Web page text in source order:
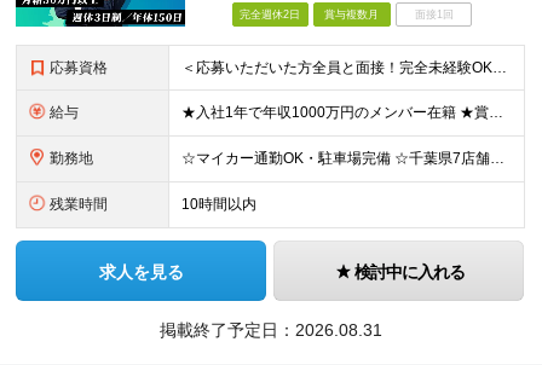
完全週休2日 賞与複数月 面接1回
応募資格 ＜応募いただいた方全員と面接！完全未経験OK＞ ★第二新卒・ブランクOK ★転職回数・スキル不問 ★学歴不問 ◎第二新卒も大歓迎 「新卒で入社したけど、環境が合わなくて早期に退職してしまった」 とい
給与 ★入社1年で年収1000万円のメンバー在籍 ★賞与だけで100万円以上の支給実績も ★月給30万円以上 月給30万円～50万円＋賞与年1回（最大3カ月分）＋インセンティブ＋各種手当 ※研修期間中は
勤務地 ☆マイカー通勤OK・駐車場完備 ☆千葉県7店舗で募集 ☆2026年新店舗立ち上げ店舗あり ☆転勤なし 本社、もしくは以下店舗での勤務になります。 【本社】 千葉県印旛郡酒々井町本佐倉457-2
残業時間 10時間以内
求人を見る 検討中に入れる
掲載終了予定日： 2026.08.31